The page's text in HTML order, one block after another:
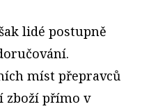
lidé postupně
míst přepravců
zboží přímo v